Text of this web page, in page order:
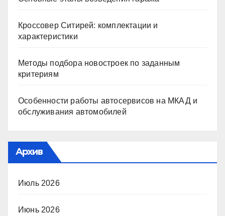
Кроссовер Ситирей: комплектации и
характеристики
Методы подбора новостроек по заданным
критериям
Особенности работы автосервисов на МКАД и
обслуживания автомобилей
Архив
Июль 2026
Июнь 2026